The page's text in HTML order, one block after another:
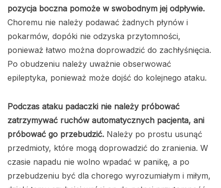
pozycja boczna pomoże w swobodnym jej odpływie.
Choremu nie należy podawać żadnych płynów i
pokarmów, dopóki nie odzyska przytomności,
ponieważ łatwo można doprowadzić do zachłyśnięcia.
Po obudzeniu należy uważnie obserwować
epileptyka, ponieważ może dojść do kolejnego ataku.
Podczas ataku padaczki nie należy próbować
zatrzymywać ruchów automatycznych pacjenta, ani
próbować go przebudzić. Należy po prostu usunąć
przedmioty, które mogą doprowadzić do zranienia. W
czasie napadu nie wolno wpadać w panikę, a po
przebudzeniu być dla chorego wyrozumiałym i miłym,